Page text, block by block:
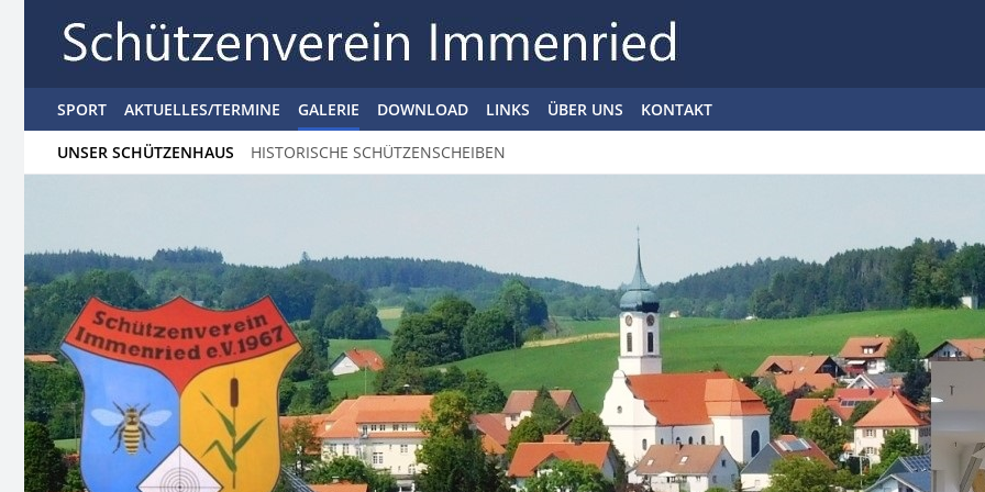
SPORT AKTUELLES/TERMINE GALERIE DOWNLOAD LINKS ÜBER UNS KONTAKT
UNSER SCHÜTZENHAUS HISTORISCHE SCHÜTZENSCHEIBEN